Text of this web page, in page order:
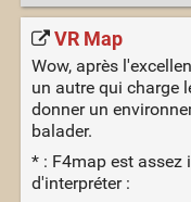
VR Map
Wow, après
un autre qui charge
donner un
balader.
* : F4map est assez
d'interpréter :